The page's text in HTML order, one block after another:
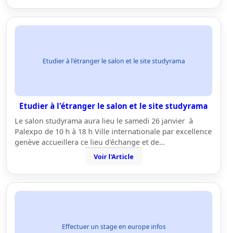
Etudier à l'étranger le salon et le site studyrama
Etudier à l'étranger le salon et le site studyrama
Le salon studyrama aura lieu le samedi 26 janvier à
Palexpo de 10 h à 18 h Ville internationale par excellence
genève accueillera ce lieu d'échange et de…
Voir l'Article
Effectuer un stage en europe infos